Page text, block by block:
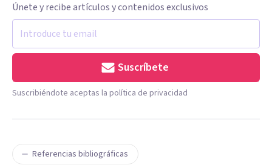
Únete y recibe artículos y contenidos exclusivos
Suscríbete
Suscribiéndote aceptas la política de privacidad
Referencias bibliográficas